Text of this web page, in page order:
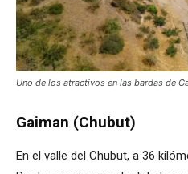
Uno de los atractivos en las bardas de
Gaiman (Chubut)
En el valle del Chubut, a 36